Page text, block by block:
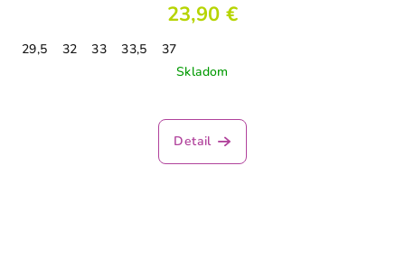
23,90 €
29,5 32 33 33,5
37
Skladom
Detail